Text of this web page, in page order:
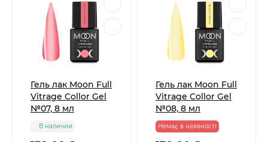
Гель лак Moon Full
Vitrage Collor Gel
№07, 8 мл
В наличии
Гель лак Moon Full
Vitrage Collor Gel
№08, 8 мл
Немає в наявності